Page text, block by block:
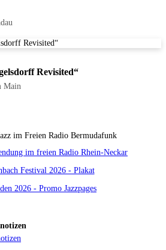
Revisited“
Main
im freien Radio Rhein-Neckar